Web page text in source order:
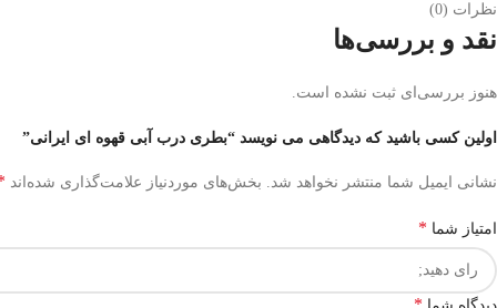
نظرات (0)
نقد و بررسی‌ها
هنوز بررسی‌ای ثبت نشده است.
اولین کسی باشید که دیدگاهی می نویسد “بطری درب آبی قهوه ای ایرانی”
نشانی ایمیل شما منتشر نخواهد شد. بخش‌های موردنیاز علامت‌گذاری شده‌اند
امتیاز شما *
*